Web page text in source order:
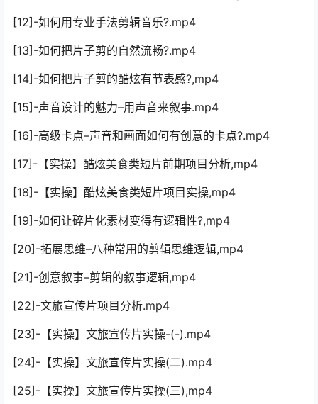
[12]-如何用专业手法剪辑音乐?.mp4
[13]-如何把片子剪的自然流畅?.mp4
[14]-如何把片子剪的酷炫有节表感?,mp4
[15]-声音设计的魅力–用声音来叙事.mp4
[16]-高级卡点–声音和画面如何有创意的卡点?.mp4
[17]-【实操】酷炫美食类短片前期项目分析,mp4
[18]-【实操】酷炫美食类短片项目实操,mp4
[19]-如何让碎片化素材变得有逻辑性?,mp4
[20]-拓展思维–八种常用的剪辑思维逻辑,mp4
[21]-创意叙事–剪辑的叙事逻辑,mp4
[22]-文旅宣传片项目分析.mp4
[23]-【实操】文旅宣传片实操-(-).mp4
[24]-【实操】文旅宣传片实操(二).mp4
[25]-【实操】文旅宣传片实操(三),mp4